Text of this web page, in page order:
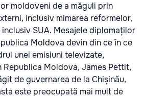
moldoveni de a măguli prin
inclusiv mimarea reformelor,
SUA. Mesajele diplomaților
Moldova devin din ce în ce
unei emisiuni televizate,
Republica Moldova, James Pettit,
de guvernarea de la Chișinău,
este preocupată mai mult de